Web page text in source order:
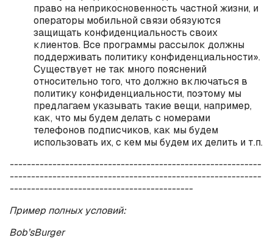
право на неприкосновенность частной жизни, и
операторы мобильной связи обязуются
защищать конфиденциальность своих
клиентов. Все программы рассылок должны
поддерживать политику конфиденциальности».
Существует не так много пояснений
относительно того, что должно включаться в
политику конфиденциальности, поэтому мы
предлагаем указывать такие вещи, например,
как, что мы будем делать с номерами
телефонов подписчиков, как мы будем
использовать их, с кем мы будем их делить и т.п.
-----------------------------------------------------------
-----------------------------------------------------------
-------------------------------------------
Пример полных условий:
Bob’sBurger